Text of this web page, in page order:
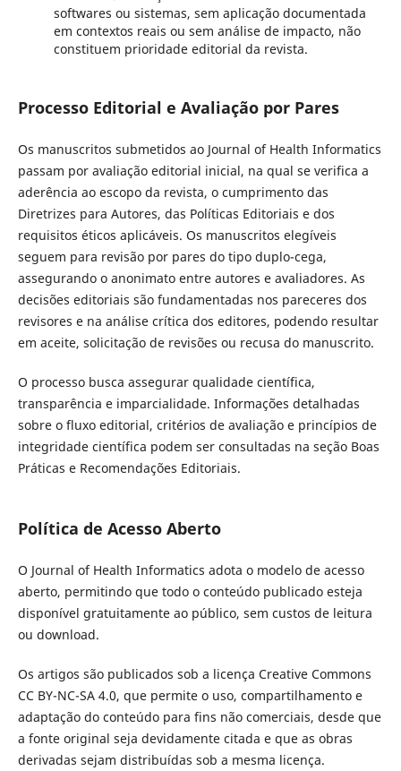
softwares ou sistemas, sem aplicação documentada
em contextos reais ou sem análise de impacto, não
constituem prioridade editorial da revista.
Processo Editorial e Avaliação por Pares
Os manuscritos submetidos ao Journal of Health Informatics
passam por avaliação editorial inicial, na qual se verifica a
aderência ao escopo da revista, o cumprimento das
Diretrizes para Autores, das Políticas Editoriais e dos
requisitos éticos aplicáveis. Os manuscritos elegíveis
seguem para revisão por pares do tipo duplo-cega,
assegurando o anonimato entre autores e avaliadores. As
decisões editoriais são fundamentadas nos pareceres dos
revisores e na análise crítica dos editores, podendo resultar
em aceite, solicitação de revisões ou recusa do manuscrito.
O processo busca assegurar qualidade científica,
transparência e imparcialidade. Informações detalhadas
sobre o fluxo editorial, critérios de avaliação e princípios de
integridade científica podem ser consultadas na seção Boas
Práticas e Recomendações Editoriais.
Política de Acesso Aberto
O Journal of Health Informatics adota o modelo de acesso
aberto, permitindo que todo o conteúdo publicado esteja
disponível gratuitamente ao público, sem custos de leitura
ou download.
Os artigos são publicados sob a licença Creative Commons
CC BY-NC-SA 4.0, que permite o uso, compartilhamento e
adaptação do conteúdo para fins não comerciais, desde que
a fonte original seja devidamente citada e que as obras
derivadas sejam distribuídas sob a mesma licença.